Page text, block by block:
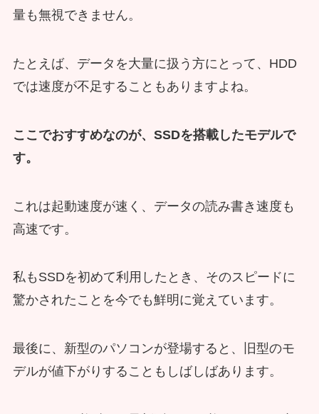
量も無視できません。
たとえば、データを大量に扱う方にとって、HDD
では速度が不足することもありますよね。
ここでおすすめなのが、SSDを搭載したモデルで
す。
これは起動速度が速く、データの読み書き速度も
高速です。
私もSSDを初めて利用したとき、そのスピードに
驚かされたことを今でも鮮明に覚えています。
最後に、新型のパソコンが登場すると、旧型のモ
デルが値下がりすることもしばしばあります。